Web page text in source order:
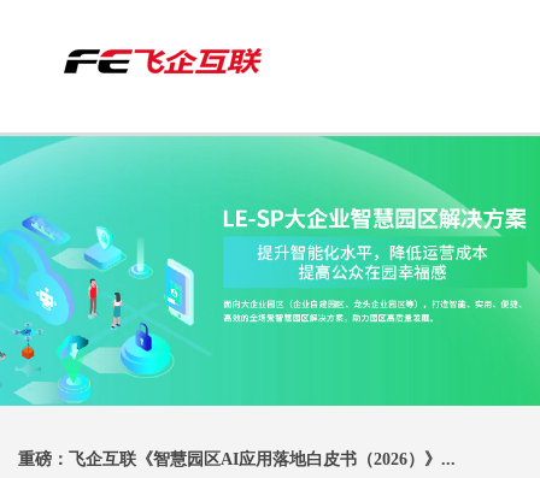
重磅：飞企互联《智慧园区AI应用落地白皮书（2026）》...